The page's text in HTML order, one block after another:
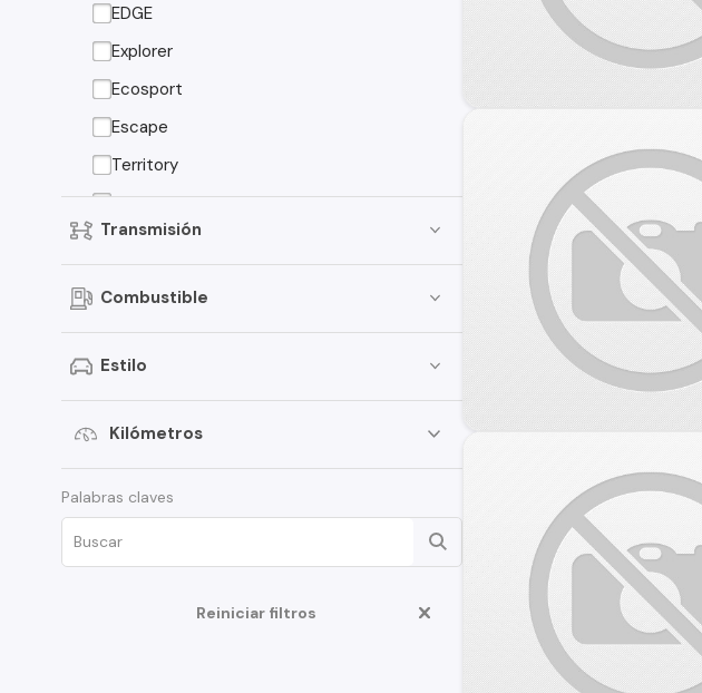
EDGE
Explorer
Ecosport
Escape
Territory
Fiesta
Focus
Transit Van
Expedition
Maverick
Edge
Fusion
Transmisión
Combustible
Estilo
Kilómetros
Palabras claves
Reiniciar filtros